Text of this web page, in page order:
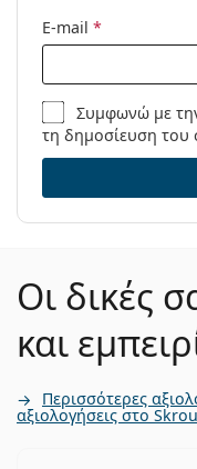
E-mail *
Συμφωνώ με
τη δημοσίευση του
Οι δικές
και
Περισσότερες
αξιολογήσεις στο